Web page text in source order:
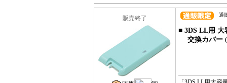
販売終了 通
■ 3DS LL用 大
交換カバー